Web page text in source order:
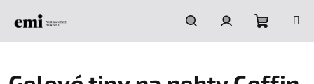
HledatPřihlášeníNákupní